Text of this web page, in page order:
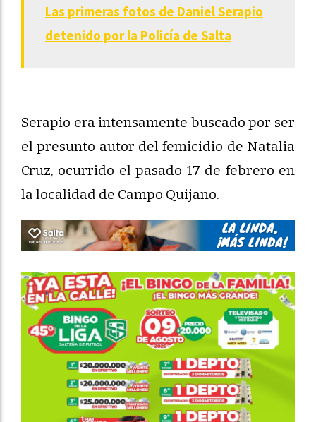
Las primeras fotos de Daniel Serapio
detenido por la Policía de Salta
Serapio era intensamente buscado por ser
el presunto autor del femicidio de Natalia
Cruz, ocurrido el pasado 17 de febrero en
la localidad de Campo Quijano.